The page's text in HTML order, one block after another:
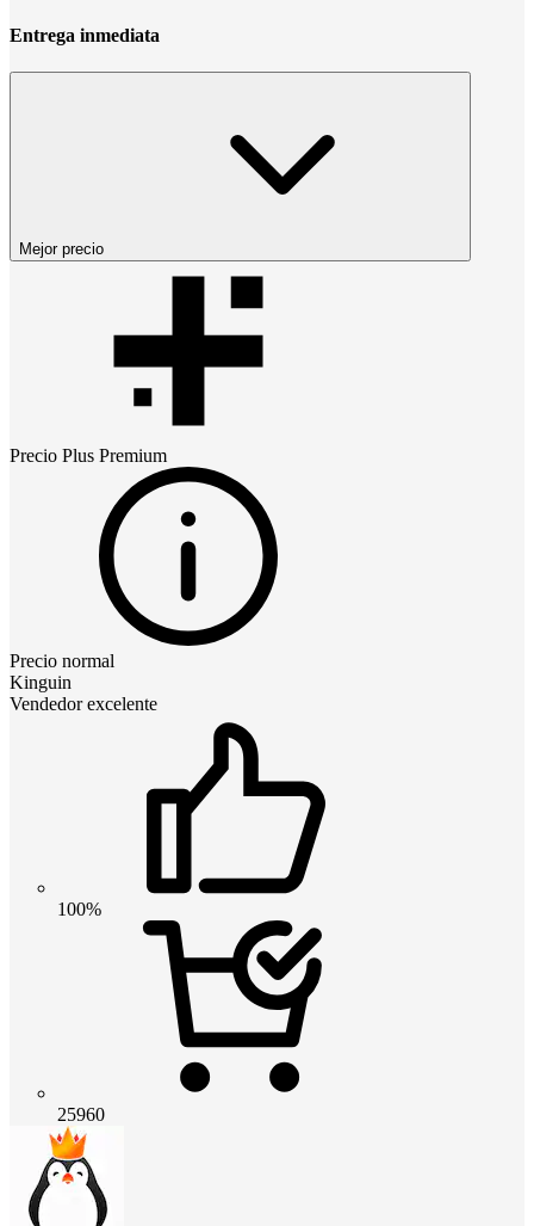
Entrega inmediata
Mejor precio
Precio Plus Premium
Precio normal
Kinguin
Vendedor excelente
100%
25960